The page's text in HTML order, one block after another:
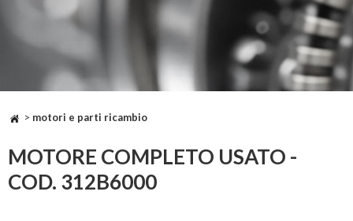
> motori e parti ricambio
MOTORE COMPLETO USATO -
COD. 312B6000